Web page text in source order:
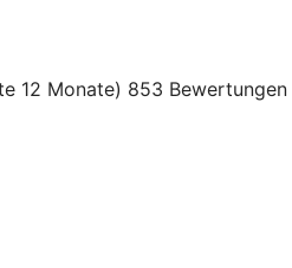
12 Monate) 853 Bewertungen